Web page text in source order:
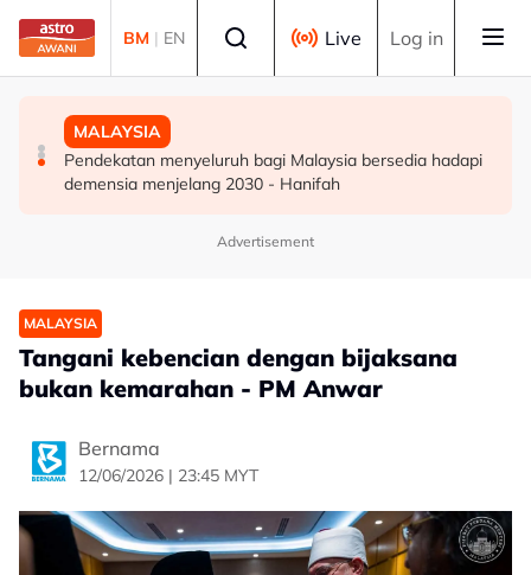
Skip to main content
BM | EN Live Log in
DUNIA
Kebakaran hutan di Gunung Bromo cecah 60 hektar,
sokongan udara digerakkan
DUNIA
Jerman naikkan anggaran kematian berkaitan haba
kepada hampir 12,000
MALAYSIA
Pendekatan menyeluruh bagi Malaysia bersedia hadapi
demensia menjelang 2030 - Hanifah
Advertisement
MALAYSIA
Tangani kebencian dengan bijaksana
bukan kemarahan - PM Anwar
Bernama
12/06/2026 | 23:45 MYT